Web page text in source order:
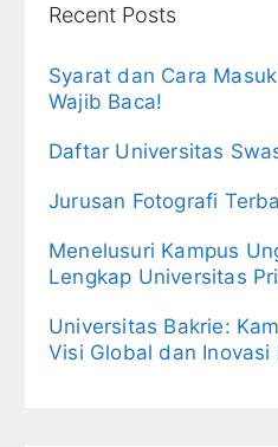
Recent Posts
Syarat dan Cara
Wajib Baca!
Daftar Universitas
Jurusan Fotografi
Menelusuri Kampus
Lengkap Universitas
Universitas Bakrie:
Visi Global dan Inovasi